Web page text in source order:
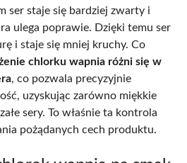
ser staje się bardziej zwarty i
ulega poprawie. Dzięki temu ser
i staje się mniej kruchy. Co
chlorku wapnia różni się w
, co pozwala precyzyjnie
uzyskując zarówno miękkie
sery. To właśnie ta kontrola
pożądanych cech produktu.